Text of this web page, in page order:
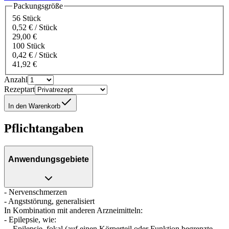
Packungsgröße
56 Stück
0,52 € / Stück
29,00 €
100 Stück
0,42 € / Stück
41,92 €
Anzahl
Rezeptart
In den Warenkorb
Pflichtangaben
Anwendungsgebiete
- Nervenschmerzen
- Angststörung, generalisiert
In Kombination mit anderen Arzneimitteln:
- Epilepsie, wie: